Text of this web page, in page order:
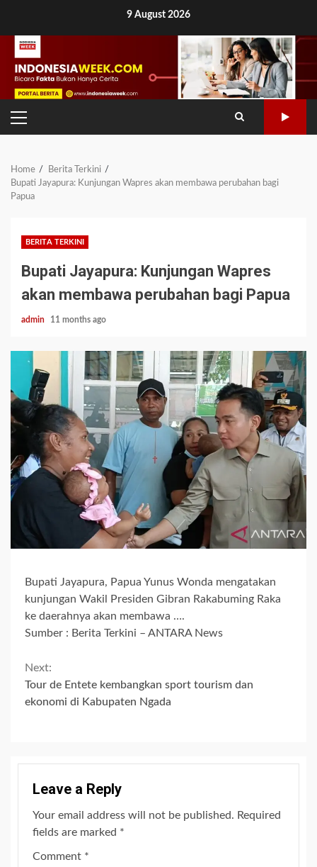
content
9 August 2026
PRIMARY
MENU
Home
Berita Terkini
Bupati Jayapura: Kunjungan Wapres akan membawa perubahan bagi
Papua
BERITA TERKINI
Bupati Jayapura: Kunjungan Wapres
akan membawa perubahan bagi Papua
admin 11 months ago
Bupati Jayapura, Papua Yunus Wonda mengatakan
kunjungan Wakil Presiden Gibran Rakabuming Raka
ke daerahnya akan membawa ….
Sumber : Berita Terkini – ANTARA News
Continue
Reading
Next:
Tour de Entete kembangkan sport tourism dan
ekonomi di Kabupaten Ngada
Leave a Reply
Your email address will not be published. Required
fields are marked *
Comment *